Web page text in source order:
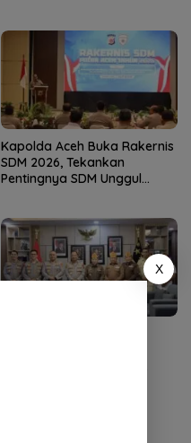
Kapolda Aceh Buka Rakernis
SDM 2026, Tekankan
Pentingnya SDM Unggul
X